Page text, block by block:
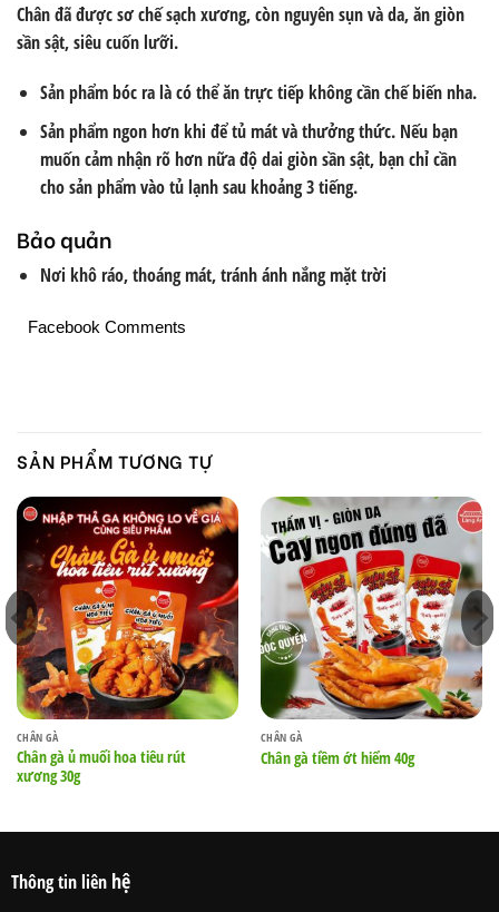
Chân đã được sơ chế sạch xương, còn nguyên sụn và da, ăn giòn
sần sật, siêu cuốn lưỡi.
Sản phẩm bóc ra là có thể ăn trực tiếp không cần chế biến nha.
Sản phẩm ngon hơn khi để tủ mát và thưởng thức. Nếu bạn
muốn cảm nhận rõ hơn nữa độ dai giòn sần sật, bạn chỉ cần
cho sản phẩm vào tủ lạnh sau khoảng 3 tiếng.
Bảo quản
Nơi khô ráo, thoáng mát, tránh ánh nắng mặt trời
Facebook Comments
SẢN PHẨM TƯƠNG TỰ
CHÂN GÀ
Chân gà ủ muối hoa tiêu rút
xương 30g
CHÂN GÀ
Chân gà tiềm ớt hiểm 40g
Thông tin liên hệ